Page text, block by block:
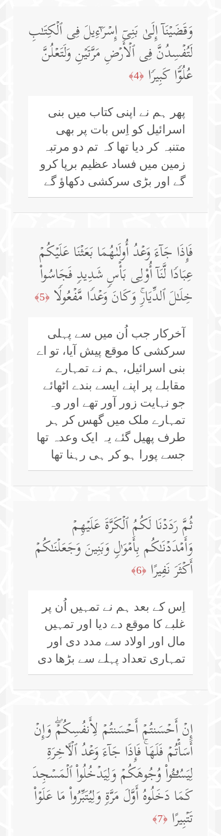
وَقَضَیۡنَاۤ إِلَىٰ بَنِیۤ إِسۡرَ ٰ⁠ۤءِیلَ فِی ٱلۡكِتَـٰبِ
لَتُفۡسِدُنَّ فِی ٱلۡأَرۡضِ مَرَّتَیۡنِ وَلَتَعۡلُنَّ
عُلُوࣰّا كَبِیرࣰا ﴿4﴾
پھر ہم نے اپنی کتاب میں بنی
اسرائیل کو اِس بات پر بھی
متنبہ کر دیا تھا کہ تم دو مرتبہ
زمین میں فساد عظیم برپا کرو
گے اور بڑی سرکشی دکھاؤ گے
فَإِذَا جَاۤءَ وَعۡدُ أُولَىٰهُمَا بَعَثۡنَا عَلَیۡكُمۡ
عِبَادࣰا لَّنَاۤ أُو۟لِی بَأۡسࣲ شَدِیدࣲ فَجَاسُوا۟
خِلَـٰلَ ٱلدِّیَارِۚ وَكَانَ وَعۡدࣰا مَّفۡعُولࣰا ﴿5﴾
آخرکار جب اُن میں سے پہلی
سرکشی کا موقع پیش آیا، تو اے
بنی اسرائیل، ہم نے تمہارے
مقابلے پر اپنے ایسے بندے اٹھائے
جو نہایت زور آور تھے اور وہ
تمہارے ملک میں گھس کر ہر
طرف پھیل گئے یہ ایک وعدہ تھا
جسے پورا ہو کر ہی رہنا تھا
ثُمَّ رَدَدۡنَا لَكُمُ ٱلۡكَرَّةَ عَلَیۡهِمۡ
وَأَمۡدَدۡنَـٰكُم بِأَمۡوَ ٰ⁠لࣲ وَبَنِینَ وَجَعَلۡنَـٰكُمۡ
أَكۡثَرَ نَفِیرًا ﴿6﴾
اِس کے بعد ہم نے تمہیں اُن پر
غلبے کا موقع دے دیا اور تمہیں
مال اور اولاد سے مدد دی اور
تمہاری تعداد پہلے سے بڑھا دی
إِنۡ أَحۡسَنتُمۡ أَحۡسَنتُمۡ لِأَنفُسِكُمۡۖ وَإِنۡ
أَسَأۡتُمۡ فَلَهَاۚ فَإِذَا جَاۤءَ وَعۡدُ ٱلۡـَٔاخِرَةِ
لِیَسُـࣳۤـُٔوا۟ وُجُوهَكُمۡ وَلِیَدۡخُلُوا۟ ٱلۡمَسۡجِدَ
كَمَا دَخَلُوهُ أَوَّلَ مَرَّةࣲ وَلِیُتَبِّرُوا۟ مَا عَلَوۡا۟
تَتۡبِیرًا ﴿7﴾